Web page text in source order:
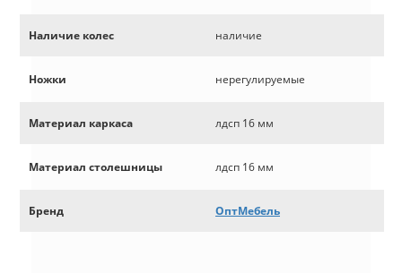
Наличие колес наличие
Ножки нерегулируемые
Материал каркаса лдсп 16 мм
Материал столешницы лдсп 16 мм
Бренд ОптМебель